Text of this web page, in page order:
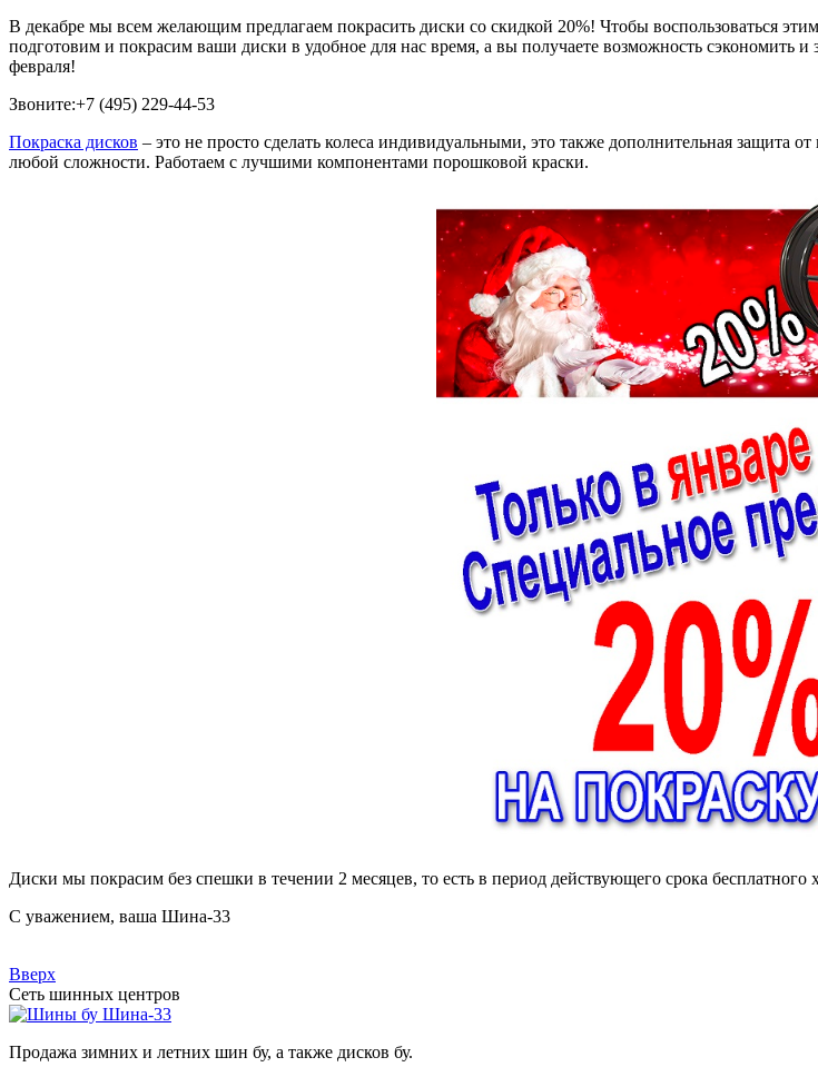
В декабре мы всем желающим предлагаем покрасить диски со скидкой 20%! Чтобы воспользоваться
подготовим и покрасим ваши диски в удобное для нас время, а вы получаете возможность сэкономить
февраля!
Звоните:+7 (495) 229-44-53
Покраска дисков – это не просто сделать колеса индивидуальными, это также дополнительная защита
любой сложности. Работаем с лучшими компонентами порошковой краски.
Диски мы покрасим без спешки в течении 2 месяцев, то есть в период действующего срока бесплатного
С уважением, ваша Шина-33
Вверх
Сеть шинных центров
Шина-33
Продажа зимних и летних шин бу, а также дисков бу.